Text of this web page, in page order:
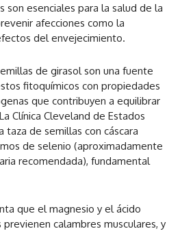
son esenciales para la salud de la
afecciones como la
del envejecimiento.
de girasol son una fuente
fitoquímicos con propiedades
que contribuyen a equilibrar
Clínica Cleveland de Estados
taza de semillas con cáscara
de selenio (aproximadamente
recomendada), fundamental
que el magnesio y el ácido
calambres musculares, y